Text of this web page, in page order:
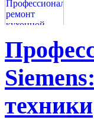
техники